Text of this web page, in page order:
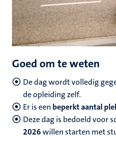
Goed om te weten
De dag wordt volledig
de opleiding zelf.
Er is een beperkt aantal
Deze dag is bedoeld voor
2026willen starten met